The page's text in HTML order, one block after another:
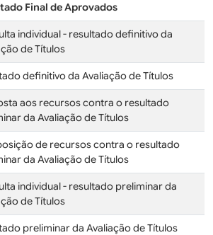
Final de Aprovados
individual - resultado definitivo da
de Títulos
definitivo da Avaliação de Títulos
aos recursos contra o resultado
da Avaliação de Títulos
de recursos contra o resultado
da Avaliação de Títulos
individual - resultado preliminar da
de Títulos
preliminar da Avaliação de Títulos